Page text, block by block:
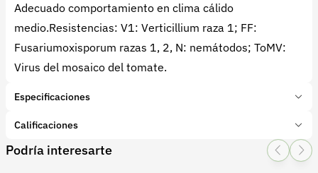
Adecuado comportamiento en clima cálido
medio.Resistencias: V1: Verticillium raza 1; FF:
Fusariumoxisporum razas 1, 2, N: nemátodos; ToMV:
Virus del mosaico del tomate.
Especificaciones
Marca:
Impulsemillas
Tipo de producto:Insumo
Calificaciones
1 Star
2 Star
3 Star4 Star
Podría interesarte